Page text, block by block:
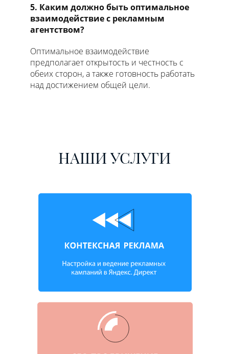
5. Каким должно быть оптимальное
взаимодействие с рекламным
агентством?
Оптимальное взаимодействие
предполагает открытость и честность с
обеих сторон, а также готовность работать
над достижением общей цели.
НАШИ УСЛУГИ